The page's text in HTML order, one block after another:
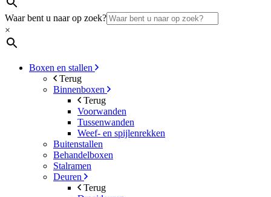
Waar bent u naar op zoek?
×
Boxen en stallen
Terug
Binnenboxen
Terug
Voorwanden
Tussenwanden
Weef- en spijlenrekken
Buitenstallen
Behandelboxen
Stalramen
Deuren
Terug